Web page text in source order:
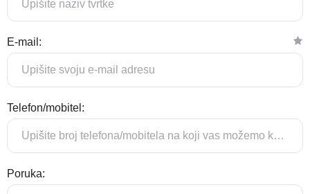
E-mail:
Telefon/mobitel:
Poruka: